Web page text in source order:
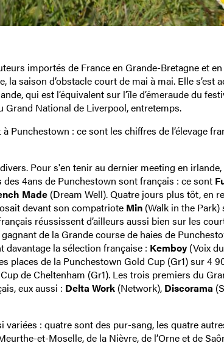
importés de France en Grande-Bretagne et
saison d’obstacle court de mai à mai. Elle s’est
qui est l’équivalent sur l’île d’émeraude du
National de Liverpool, entretemps.
Punchestown : ce sont les chiffres de l’élevage
Pour s'en tenir au dernier meeting en
4ans de Punchestown sont français : ce sont
Made(Dream Well). Quatre jours plus tôt, en
devant son compatriote Min(Walk in the Park)
réussissent d’ailleurs aussi bien sur les
de la Grande course de haies de
la sélection française : Kemboy(Voix
places de la Punchestown Gold Cup (Gr1) sur 4
de Cheltenham (Gr1). Les trois premiers du
eux aussi : Delta Work(Network), Discorama
: quatre sont des pur-sang, les quatre
et-Moselle, de la Nièvre, de l’Orne et de